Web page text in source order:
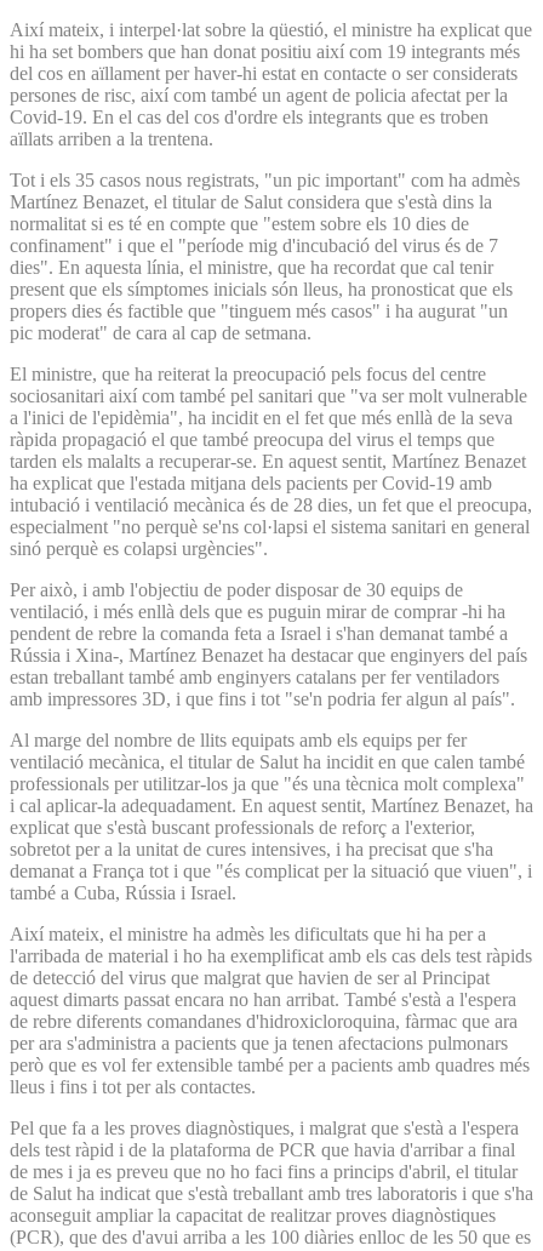
Així mateix, i interpel·lat sobre la qüestió, el ministre ha explicat que
hi ha set bombers que han donat positiu així com 19 integrants més
del cos en aïllament per haver-hi estat en contacte o ser considerats
persones de risc, així com també un agent de policia afectat per la
Covid-19. En el cas del cos d'ordre els integrants que es troben
aïllats arriben a la trentena.
Tot i els 35 casos nous registrats, "un pic important" com ha admès
Martínez Benazet, el titular de Salut considera que s'està dins la
normalitat si es té en compte que "estem sobre els 10 dies de
confinament" i que el "període mig d'incubació del virus és de 7
dies". En aquesta línia, el ministre, que ha recordat que cal tenir
present que els símptomes inicials són lleus, ha pronosticat que els
propers dies és factible que "tinguem més casos" i ha augurat "un
pic moderat" de cara al cap de setmana.
El ministre, que ha reiterat la preocupació pels focus del centre
sociosanitari així com també pel sanitari que "va ser molt vulnerable
a l'inici de l'epidèmia", ha incidit en el fet que més enllà de la seva
ràpida propagació el que també preocupa del virus el temps que
tarden els malalts a recuperar-se. En aquest sentit, Martínez Benazet
ha explicat que l'estada mitjana dels pacients per Covid-19 amb
intubació i ventilació mecànica és de 28 dies, un fet que el preocupa,
especialment "no perquè se'ns col·lapsi el sistema sanitari en general
sinó perquè es colapsi urgències".
Per això, i amb l'objectiu de poder disposar de 30 equips de
ventilació, i més enllà dels que es puguin mirar de comprar -hi ha
pendent de rebre la comanda feta a Israel i s'han demanat també a
Rússia i Xina-, Martínez Benazet ha destacar que enginyers del país
estan treballant també amb enginyers catalans per fer ventiladors
amb impressores 3D, i que fins i tot "se'n podria fer algun al país".
Al marge del nombre de llits equipats amb els equips per fer
ventilació mecànica, el titular de Salut ha incidit en que calen també
professionals per utilitzar-los ja que "és una tècnica molt complexa"
i cal aplicar-la adequadament. En aquest sentit, Martínez Benazet, ha
explicat que s'està buscant professionals de reforç a l'exterior,
sobretot per a la unitat de cures intensives, i ha precisat que s'ha
demanat a França tot i que "és complicat per la situació que viuen", i
també a Cuba, Rússia i Israel.
Així mateix, el ministre ha admès les dificultats que hi ha per a
l'arribada de material i ho ha exemplificat amb els cas dels test ràpids
de detecció del virus que malgrat que havien de ser al Principat
aquest dimarts passat encara no han arribat. També s'està a l'espera
de rebre diferents comandanes d'hidroxicloroquina, fàrmac que ara
per ara s'administra a pacients que ja tenen afectacions pulmonars
però que es vol fer extensible també per a pacients amb quadres més
lleus i fins i tot per als contactes.
Pel que fa a les proves diagnòstiques, i malgrat que s'està a l'espera
dels test ràpid i de la plataforma de PCR que havia d'arribar a final
de mes i ja es preveu que no ho faci fins a princips d'abril, el titular
de Salut ha indicat que s'està treballant amb tres laboratoris i que s'ha
aconseguit ampliar la capacitat de realitzar proves diagnòstiques
(PCR), que des d'avui arriba a les 100 diàries enlloc de les 50 que es